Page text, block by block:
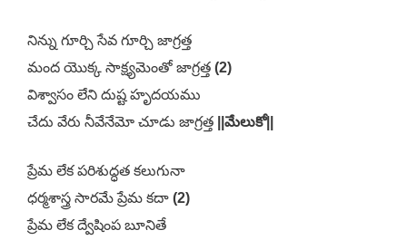
నిన్ను గూర్చి సేవ గూర్చి జాగ్రత్త
మంద యొక్క సాక్ష్యమెంతో జాగ్రత్త (2)
విశ్వాసం లేని దుష్ట హృదయము
చేదు వేరు నీవేనేమో చూడు జాగ్రత్త
||మేలుకో||
ప్రేమ లేక పరిశుద్ధత కలుగునా
ధర్మశాస్త్ర సారమే ప్రేమ కదా (2)
ప్రేమ లేక ద్వేషింప బూనితే